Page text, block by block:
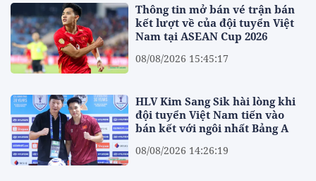
Thông tin mở bán vé trận bán
kết lượt về của đội tuyển Việt
Nam tại ASEAN Cup 2026
08/08/2026 15:45:17
HLV Kim Sang Sik hài lòng khi
đội tuyển Việt Nam tiến vào
bán kết với ngôi nhất Bảng A
08/08/2026 14:26:19